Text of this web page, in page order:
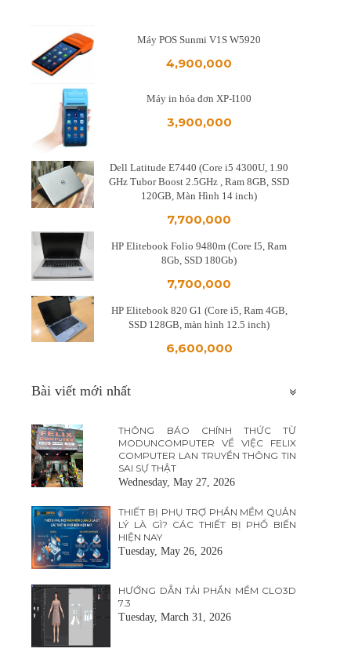
Máy POS Sunmi V1S W5920
4,900,000
Máy in hóa đơn XP-I100
3,900,000
Dell Latitude E7440 (Core i5 4300U, 1.90
GHz Tubor Boost 2.5GHz , Ram 8GB, SSD
120GB, Màn Hình 14 inch)
7,700,000
HP Elitebook Folio 9480m (Core I5, Ram
8Gb, SSD 180Gb)
7,700,000
HP Elitebook 820 G1 (Core i5, Ram 4GB,
SSD 128GB, màn hình 12.5 inch)
6,600,000
Bài viết mới nhất
THÔNG BÁO CHÍNH THỨC TỪ
MODUNCOMPUTER VỀ VIỆC FELIX
COMPUTER LAN TRUYỀN THÔNG TIN
SAI SỰ THẬT
Wednesday, May 27, 2026
THIẾT BỊ PHỤ TRỢ PHẦN MỀM QUẢN
LÝ LÀ GÌ? CÁC THIẾT BỊ PHỔ BIẾN
HIỆN NAY
Tuesday, May 26, 2026
HƯỚNG DẪN TẢI PHẦN MỀM CLO3D
7.3
Tuesday, March 31, 2026